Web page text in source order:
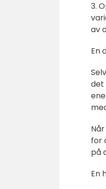
3.
av
En
det
for
på
En